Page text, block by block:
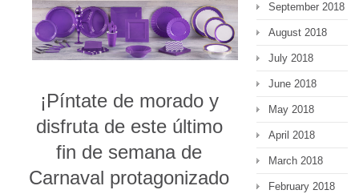
¡Píntate de morado y
disfruta de este último
fin de semana de
Carnaval protagonizado
September 2018
August 2018
July 2018
June 2018
May 2018
April 2018
March 2018
February 2018